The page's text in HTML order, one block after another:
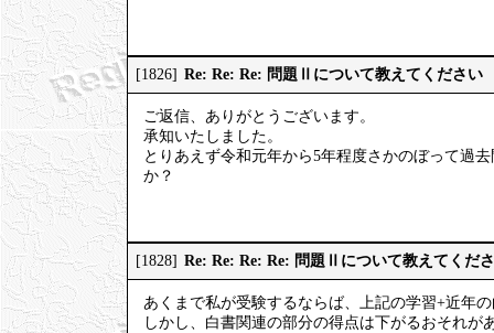
[1826] Re: Re: Re: 問題Ⅱについて教えてください
ご返信、ありがとうございます。
承知いたしました。
とりあえず令和元年から5年程度さかのぼって過
か？
[1828] Re: Re: Re: Re: 問題Ⅱについて教えてくだ
あくまで私が受験するならば、上記の学習+近年
しかし、白書関連の部分の得点は下がるおそれ